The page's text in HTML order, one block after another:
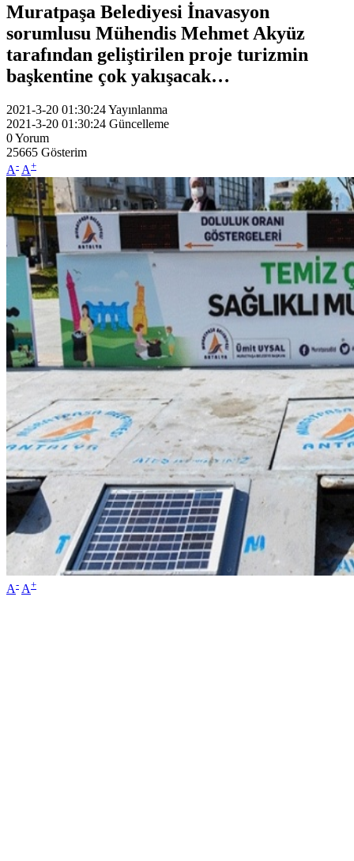
Muratpaşa Belediyesi İnavasyon
sorumlusu Mühendis Mehmet Akyüz
tarafından geliştirilen proje turizmin
başkentine çok yakışacak…
2021-3-20 01:30:24Yayınlanma
2021-3-20 01:30:24 Güncelleme
0Yorum
25665 Gösterim
A- A+
A- A+